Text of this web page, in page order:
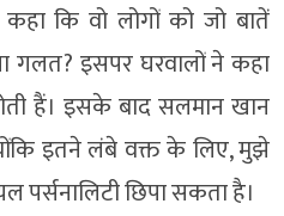
कि वो लोगों को जो बातें
गलत? इसपर घरवालों ने कहा
हैं। इसके बाद सलमान खान
इतने लंबे वक्त के लिए, मुझे
पर्सनालिटी छिपा सकता है।